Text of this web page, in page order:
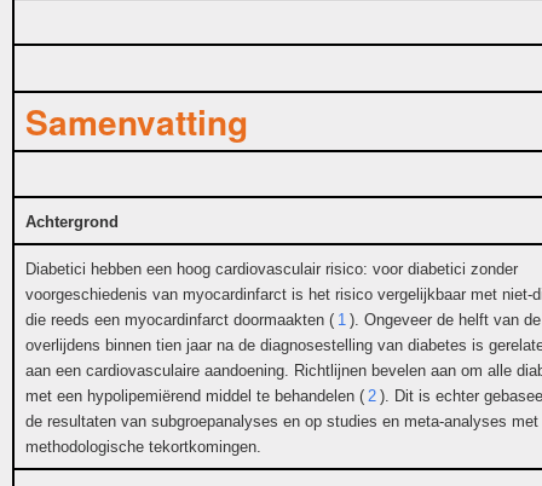
Samenvatting
Achtergrond
Diabetici hebben een hoog cardiovasculair risico: voor diabetici zonder
voorgeschiedenis van myocardinfarct is het risico vergelijkbaar met niet-
die reeds een myocardinfarct doormaakten ( 1 ). Ongeveer de helft van de
overlijdens binnen tien jaar na de diagnosestelling van diabetes is
aan een cardiovasculaire aandoening. Richtlijnen bevelen aan om alle
met een hypolipemiërend middel te behandelen ( 2 ). Dit is echter
de resultaten van subgroepanalyses en op studies en meta-analyses met
methodologische tekortkomingen.